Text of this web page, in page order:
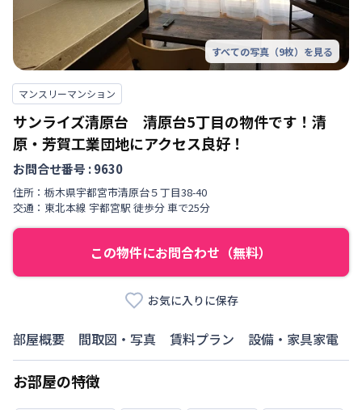
すべての写真（9枚）を見る
マンスリーマンション
サンライズ清原台 清原台5丁目の物件です！清
原・芳賀工業団地にアクセス良好！
お問合せ番号 :9630
住所： 栃木県宇都宮市清原台５丁目38-40
交通： 東北本線 宇都宮駅 徒歩分車で25分
この物件にお問合わせ（無料）
お気に入りに保存
部屋概要 間取図・写真 賃料プラン 設備・家具家電
お部屋の特徴